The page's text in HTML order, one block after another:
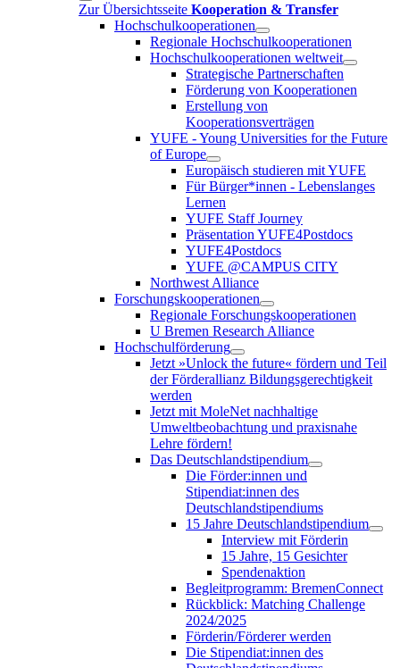
Zur Übersichtsseite Kooperation & Transfer
Hochschulkooperationen
Regionale Hochschulkooperationen
Hochschulkooperationen weltweit
Strategische Partnerschaften
Förderung von Kooperationen
Erstellung von
Kooperationsverträgen
YUFE - Young Universities for the Future
of Europe
Europäisch studieren mit YUFE
Für Bürger*innen - Lebenslanges
Lernen
YUFE Staff Journey
Präsentation YUFE4Postdocs
YUFE4Postdocs
YUFE @CAMPUS CITY
Northwest Alliance
Forschungskooperationen
Regionale Forschungskooperationen
U Bremen Research Alliance
Hochschulförderung
Jetzt »Unlock the future« fördern und Teil
der Förderallianz Bildungsgerechtigkeit
werden
Jetzt mit MoleNet nachhaltige
Umweltbeobachtung und praxisnahe
Lehre fördern!
Das Deutschlandstipendium
Die Förder:innen und
Stipendiat:innen des
Deutschlandstipendiums
15 Jahre Deutschlandstipendium
Interview mit Förderin
15 Jahre, 15 Gesichter
Spendenaktion
Begleitprogramm: BremenConnect
Rückblick: Matching Challenge
2024/2025
Förderin/Förderer werden
Die Stipendiat:innen des